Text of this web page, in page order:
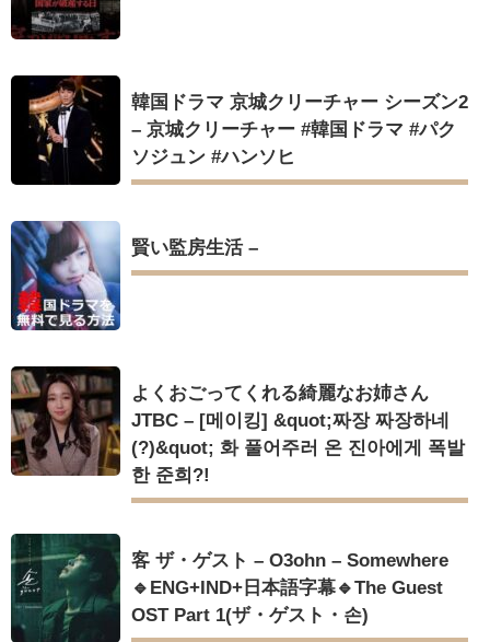
韓国ドラマ 京城クリーチャー シーズン2
– 京城クリーチャー #韓国ドラマ #パク
ソジュン #ハンソヒ
賢い監房生活 –
よくおごってくれる綺麗なお姉さん
JTBC – [메이킹] &quot;짜장 짜장하네
(?)&quot; 화 풀어주러 온 진아에게 폭발
한 준희?!
客 ザ・ゲスト – O3ohn – Somewhere
🔹ENG+IND+日本語字幕🔹The Guest
OST Part 1(ザ・ゲスト・손)